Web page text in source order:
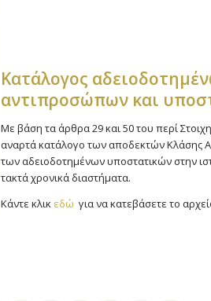
Kατάλογος
αντιπροσώπων και
Με βάση τα άρθρα 29 και 50 του περί
αναρτά κατάλογο των αποδεκτών Κλάσης
των αδειοδοτημένων υποστατικών στην
τακτά χρονικά διαστήματα.
Κάντε κλικ εδώ για να κατεβάσετε το